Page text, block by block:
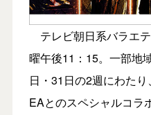
テレビ朝日系バラエ
曜午後11：15。一部地
日・31日の2週にわた
EAとのスペシャルコラ